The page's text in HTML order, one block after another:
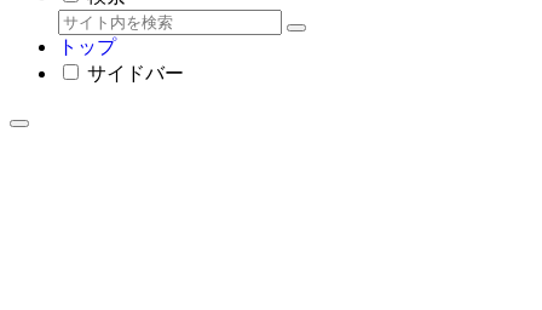
トップ
サイドバー